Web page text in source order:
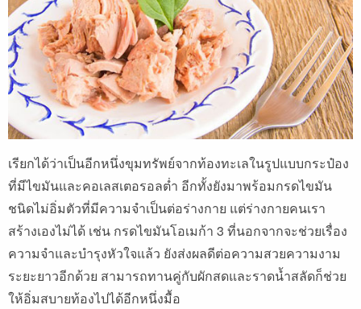
เรียกได้ว่าเป็นอีกหนึ่งขุมทรัพย์จากท้องทะเลในรูปแบบกระป๋อง
ที่มีไขมันและคอเลสเตอรอลต่ำ อีกทั้งยังมาพร้อมกรดไขมัน
ชนิดไม่อิ่มตัวที่มีความจำเป็นต่อร่างกาย แต่ร่างกายคนเรา
สร้างเองไม่ได้ เช่น กรดไขมันโอเมก้า 3 ที่นอกจากจะช่วยเรื่อง
ความจำและบำรุงหัวใจแล้ว ยังส่งผลดีต่อความสวยความงาม
ระยะยาวอีกด้วย สามารถทานคู่กับผักสดและราดน้ำสลัดก็ช่วย
ให้อิ่มสบายท้องไปได้อีกหนึ่งมื้อ